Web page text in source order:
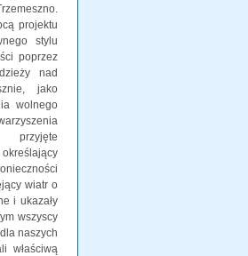
projektu
stylu
poprzez
nad
jako
wolnego
przyjęte
wiatr o
i ukazały
wszyscy
naszych
właściwą